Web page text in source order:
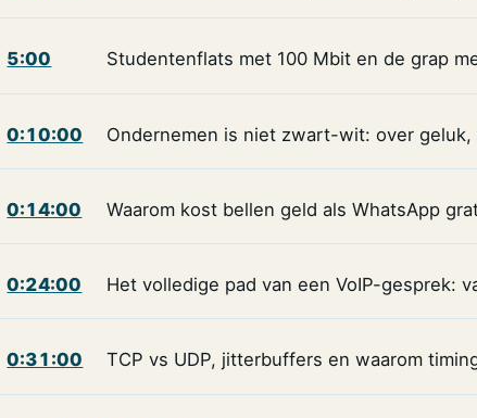
5:00 Studentenflats met 100 Mbit en de grap
0:10:00 Ondernemen is niet zwart-wit: over geluk,
0:14:00 Waarom kost bellen geld als WhatsApp
0:24:00 Het volledige pad van een VoIP-gesprek:
0:31:00 TCP vs UDP, jitterbuffers en waarom